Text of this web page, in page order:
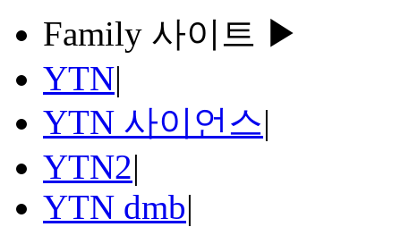
Family 사이트 ▶
YTN|
YTN 사이언스|
YTN2|
YTN dmb|